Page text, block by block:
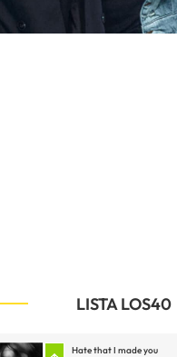
LISTA LOS40
Hate that I made you